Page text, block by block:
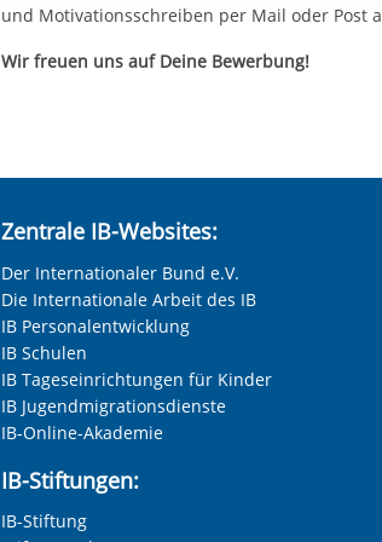
Ihre etwaige Einwilligung
der von Ihnen aufgerufenen und
aufgrund berechtigter Interessen
und Motivationsschreiben per Mail oder Post
Wir freuen uns auf Deine Bewerbung!
Zentrale IB-Websites:
Der Internationaler Bund e.V.
Die Internationale Arbeit des IB
IB Personalentwicklung
IB Schulen
IB Tageseinrichtungen für Kinder
IB Jugendmigrationsdienste
IB-Online-Akademie
IB-Stiftungen:
IB-Stiftung